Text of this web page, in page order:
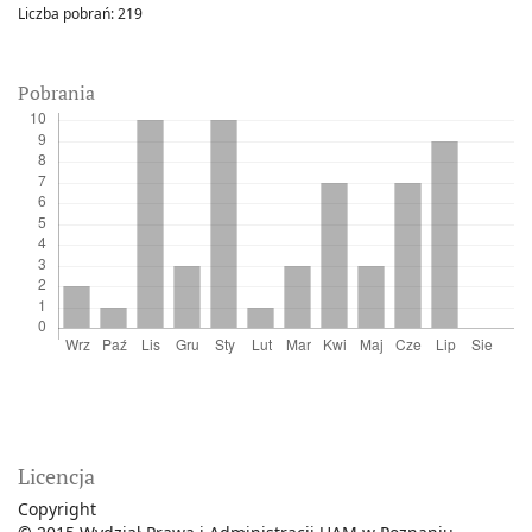
Liczba pobrań:219
Pobrania
Licencja
Copyright